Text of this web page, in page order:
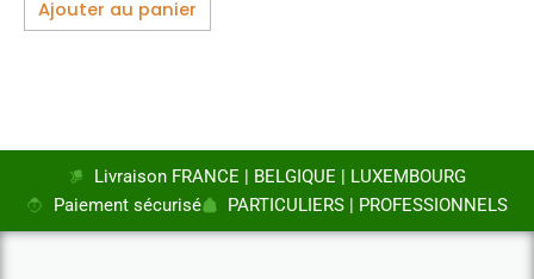
Ajouter au panier
Livraison FRANCE | BELGIQUE | LUXEMBOURG
Paiement sécurisé
PARTICULIERS | PROFESSIONNELS